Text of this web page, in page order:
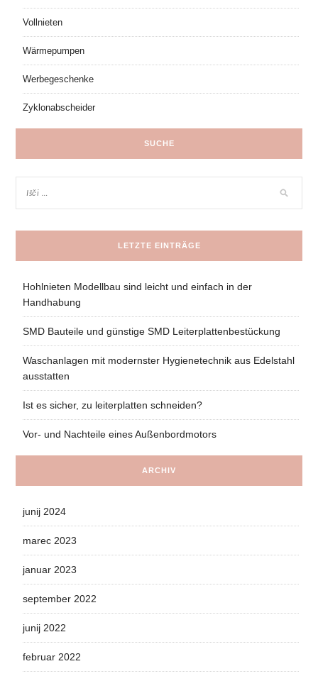
Vollnieten
Wärmepumpen
Werbegeschenke
Zyklonabscheider
SUCHE
LETZTE EINTRÄGE
Hohlnieten Modellbau sind leicht und einfach in der
Handhabung
SMD Bauteile und günstige SMD Leiterplattenbestückung
Waschanlagen mit modernster Hygienetechnik aus Edelstahl
ausstatten
Ist es sicher, zu leiterplatten schneiden?
Vor- und Nachteile eines Außenbordmotors
ARCHIV
junij 2024
marec 2023
januar 2023
september 2022
junij 2022
februar 2022